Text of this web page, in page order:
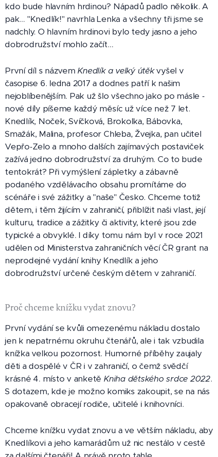
kdo bude hlavním hrdinou? Nápadů padlo několik. A
pak… "Knedlík!" navrhla Lenka a všechny tři jsme se
nadchly. O hlavním hrdinovi bylo tedy jasno a jeho
dobrodružství mohlo začít...
První díl s názvemKnedlík a velký útěkvyšel v
časopise 6. ledna 2017 a dodnes patří k našim
nejoblíbenějším. Pak už šlo všechno jako po másle -
nové díly píšeme každý měsíc už více než 7 let.
Knedlík, Noček, Svíčková, Brokolka, Bábovka,
Smažák, Malina, profesor Chleba, Žvejka, pan učitel
Vepřo-Zelo a mnoho dalších zajímavých postaviček
zažívá jedno dobrodružství za druhým. Co to bude
tentokrát? Při vymýšlení zápletky a zábavně
podaného vzdělávacího obsahu promítáme do
scénáře i své zážitky a "naše" Česko. Chceme totiž
dětem, i těm žijícím v zahraničí, přiblížit naši vlast, její
kulturu, tradice a zážitky či aktivity, které jsou zde
typické a obvyklé. I díky tomu nám byl v roce 2021
udělen od Ministerstva zahraničních věcí ČR grant na
neprodejné vydání knihy Knedlík a jeho
dobrodružství určené českým dětem v zahraničí.
Proč chceme knížku vydat znovu?
První vydání se kvůli omezenému nákladu dostalo
jen k nepatrnému okruhu čtenářů, ale i tak vzbudila
knížka velkou pozornost. Humorné příběhy zaujaly
děti a dospělé v ČR i v zahraničí, o čemž svědčí
krásné 4. místo v anketě Kniha dětského srdce 2022.
S dotazem, kde je možno komiks zakoupit, se na nás
opakovaně obracejí rodiče, učitelé i knihovníci.
Chceme knížku vydat znovu a ve větším nákladu, aby
Knedlíkovi a jeho kamarádům už nic nestálo v cestě